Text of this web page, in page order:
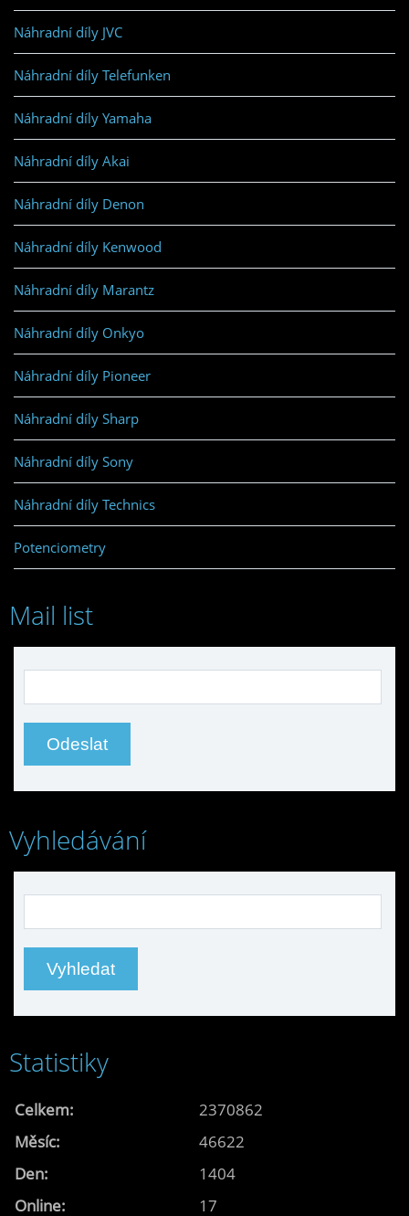
Náhradní díly JVC
Náhradní díly Telefunken
Náhradní díly Yamaha
Náhradní díly Akai
Náhradní díly Denon
Náhradní díly Kenwood
Náhradní díly Marantz
Náhradní díly Onkyo
Náhradní díly Pioneer
Náhradní díly Sharp
Náhradní díly Sony
Náhradní díly Technics
Potenciometry
Mail list
Vyhledávání
Statistiky
Online: 17
Celkem:
2370862
Měsíc:
46622
Den:
1404